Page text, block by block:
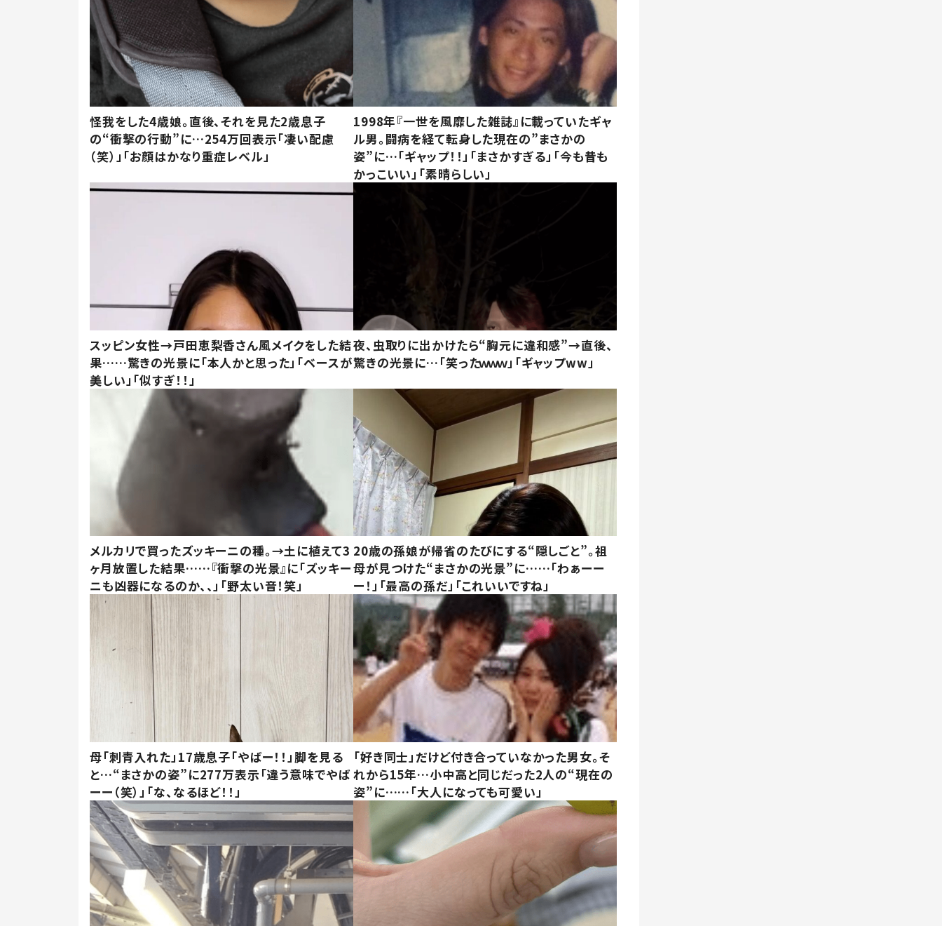
怪我をした4歳娘。直後、それを見た2歳息子
の“衝撃の行動”に…254万回表示「凄い配慮
（笑）」「お顔はかなり重症レベル」
1998年『一世を風靡した雑誌』に載っていたギャ
ル男。闘病を経て転身した現在の”まさかの
姿”に…「ギャップ！！」「まさかすぎる」「今も昔も
かっこいい」「素晴らしい」
スッピン女性→戸田恵梨香さん風メイクをした結
果……驚きの光景に「本人かと思った」「ベースが
美しい」「似すぎ！！」
夜、虫取りに出かけたら“胸元に違和感”→直後、
驚きの光景に…「笑ったｗｗｗ」「ギャップww」
メルカリで買ったズッキーニの種。→土に植えて3
ヶ月放置した結果……『衝撃の光景』に「ズッキー
ニも凶器になるのか、、」「野太い音！笑」
20歳の孫娘が帰省のたびにする“隠しごと”。祖
母が見つけた“まさかの光景”に……「わぁーー
ー！」「最高の孫だ」「これいいですね」
母「刺青入れた」17歳息子「やばー！！」脚を見る
と…“まさかの姿”に277万表示「違う意味でやば
ーー（笑）」「な、なるほど！！」
「好き同士」だけど付き合っていなかった男女。そ
れから15年…小中高と同じだった2人の“現在の
姿”に……「大人になっても可愛い」